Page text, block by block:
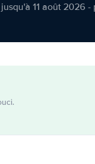
11 août 2026 -